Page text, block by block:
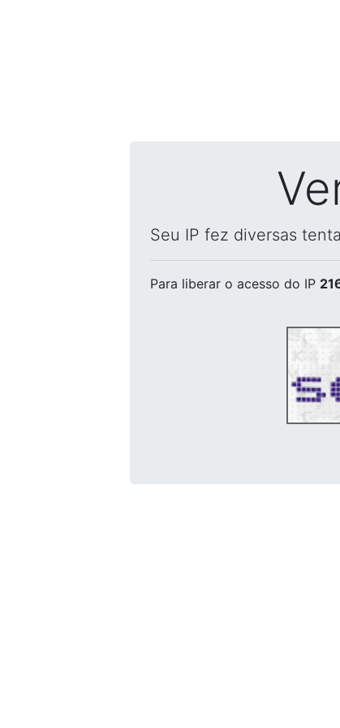
Seu IP fez diversas
Para liberar o acesso do IP